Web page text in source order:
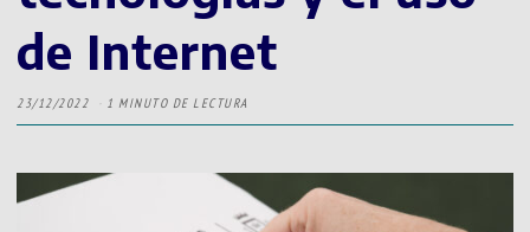
de Internet
23/12/2022 1 MINUTO DE LECTURA